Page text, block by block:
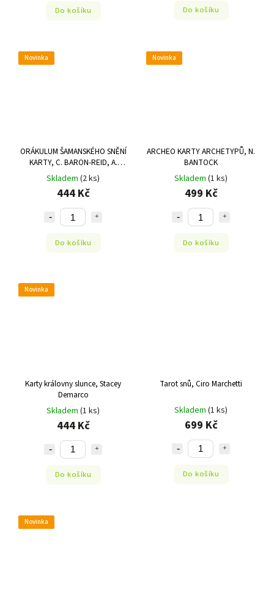
Do košíku Do košíku
Novinka
ORÁKULUM ŠAMANSKÉHO SNĚNÍ
KARTY, C. BARON-REID, A.
VILLOLDO
Skladem (2 ks)
444 Kč
Do košíku
Novinka
ARCHEO KARTY ARCHETYPŮ, N.
BANTOCK
Skladem (1 ks)
499 Kč
Do košíku
Novinka
Karty královny slunce, Stacey
Demarco
Skladem (1 ks)
444 Kč
Do košíku
Tarot snů, Ciro Marchetti
Skladem (1 ks)
699 Kč
Do košíku
Novinka